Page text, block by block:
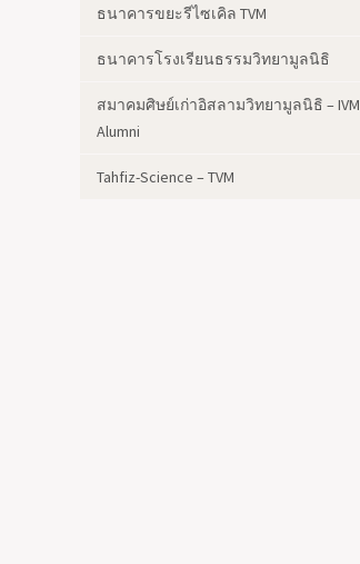
ธนาคารขยะรีไซเคิล TVM
ธนาคารโรงเรียนธรรมวิทยามูลนิธิ
สมาคมศิษย์เก่าอิสลามวิทยามูลนิธิ – IVM
Alumni
Tahfiz-Science – TVM